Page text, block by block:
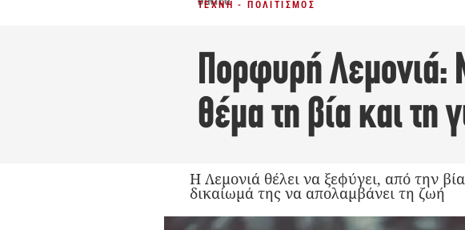
ΤΈΧΝΗ - ΠΟΛΙΤΙΣΜΌΣ
Πορφυρή Λεμονιά:
θέμα τη βία και τη
Η Λεμονιά θέλει να ξεφύγει, από την
δικαίωμά της να απολαμβάνει τη ζωή